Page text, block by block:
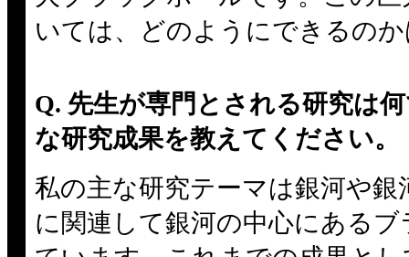
いては、どのようにできるの
Q. 先生が専門とされる研究は
な研究成果を教えてください。
私の主な研究テーマは銀河や
に関連して銀河の中心にある